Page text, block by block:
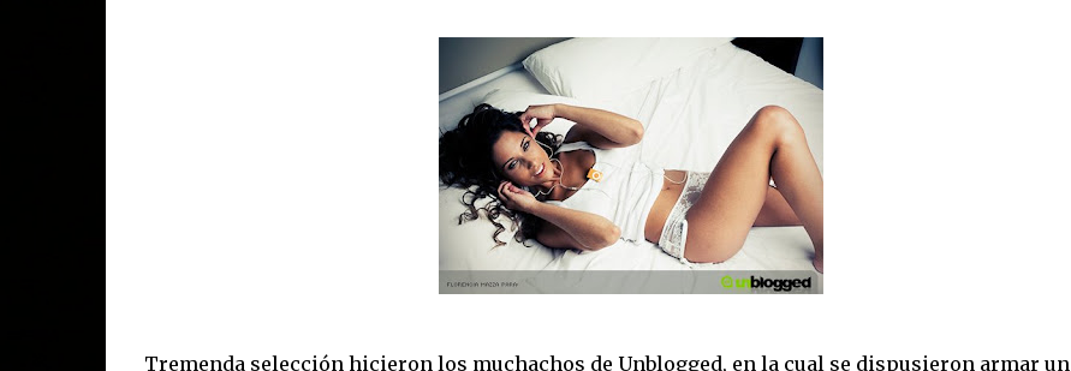
Tremenda selección hicieron los muchachos de Unblogged, en la cual se dispusieron armar un